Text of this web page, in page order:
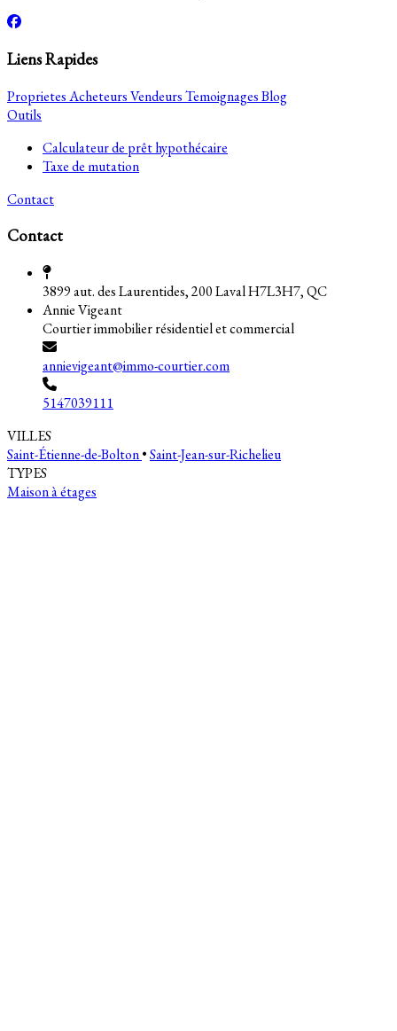
Liens Rapides
ProprietesAcheteursVendeursTemoignagesBlog
Outils
Calculateur de prêt hypothécaire
Taxe de mutation
Contact
Contact
3899 aut. des Laurentides, 200 Laval H7L3H7, QC
Annie Vigeant
Courtier immobilier résidentiel et commercial
annievigeant@immo-courtier.com
5147039111
VILLES
Saint-Étienne-de-Bolton•Saint-Jean-sur-Richelieu
TYPES
Maison à étages